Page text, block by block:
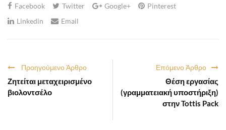
Facebook Twitter Google+
Pinterest
Linkedin
Email
Επόμενο Άρθρο
Θέση εργασίας
(γραμματειακή υποστήριξη)
στην Tottis Pack
Προηγούμενο Άρθρο
Ζητείται μεταχειρισμένο
βιολοντσέλο